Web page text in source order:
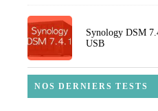
Synology DSM
USB
NOS DERNIERS TESTS